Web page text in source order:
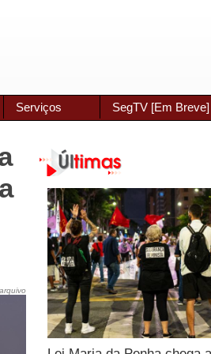
Serviços SegTV [Em Breve]